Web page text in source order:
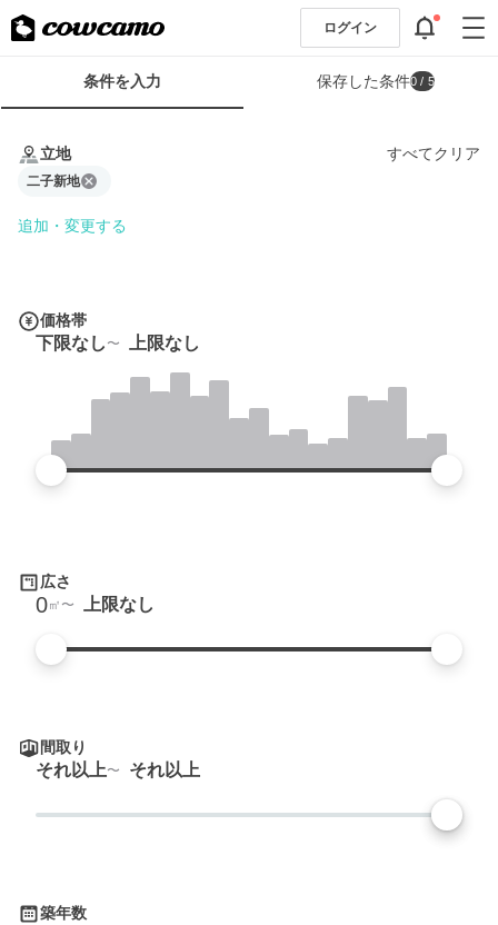
ログイン
条
条件を入力 保存した条件0 / 5
立地 すべてクリア
二子新地
追加・変更する
価格帯
下限なし 上限なし
広さ
0㎡ 上限なし
間取り
それ以上 それ以上
築年数